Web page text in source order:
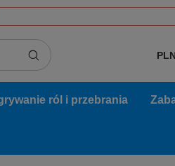
PLN
ról i przebrania